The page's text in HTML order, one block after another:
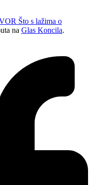
Što s lažima o
na Glas Koncila.